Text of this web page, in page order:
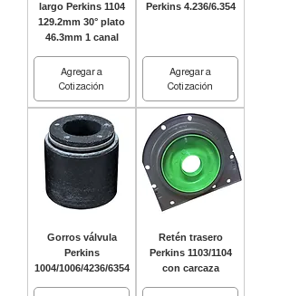
largo Perkins 1104
129.2mm 30° plato
46.3mm 1 canal
Agregar a
Cotización
Perkins 4.236/6.354
Agregar a
Cotización
Gorros válvula
Perkins
1004/1006/4236/6354
Retén trasero
Perkins 1103/1104
con carcaza